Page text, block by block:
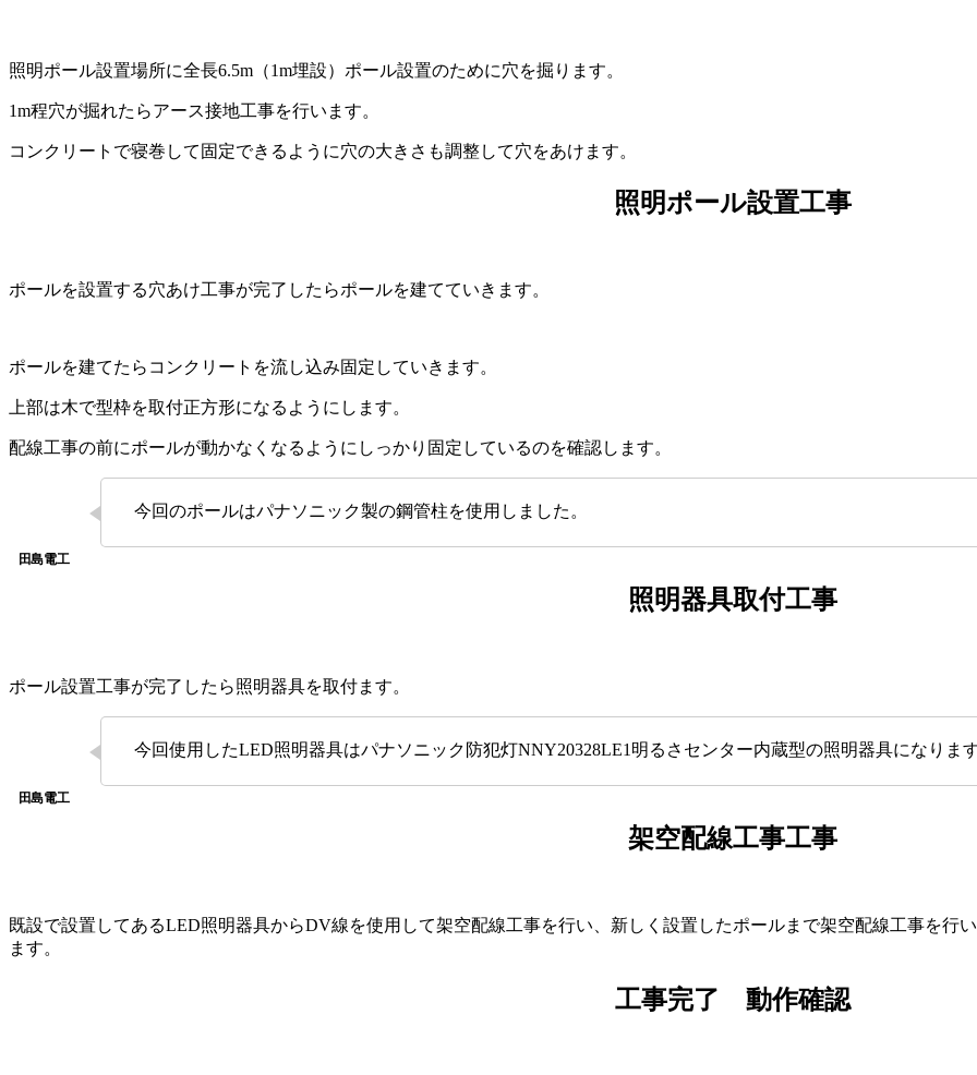
照明ポール設置場所に全長6.5m（1m埋設）ポール設置のために穴を掘ります。
1m程穴が掘れたらアース接地工事を行います。
コンクリートで寝巻して固定できるように穴の大きさも調整して穴をあけます。
照明ポール設置工事
ポールを設置する穴あけ工事が完了したらポールを建てていきます。
ポールを建てたらコンクリートを流し込み固定していきます。
上部は木で型枠を取付正方形になるようにします。
配線工事の前にポールが動かなくなるようにしっかり固定しているのを確認します。
今回のポールはパナソニック製の鋼管柱を使用しました。
照明器具取付工事
ポール設置工事が完了したら照明器具を取付ます。
今回使用したLED照明器具はパナソニック防犯灯NNY20328LE1明るさセンター内蔵型の照明器具になります
架空配線工事工事
既設で設置してあるLED照明器具からDV線を使用して架空配線工事を行い、新しく設置したポールまで架空配線工事を行
ます。
工事完了 動作確認